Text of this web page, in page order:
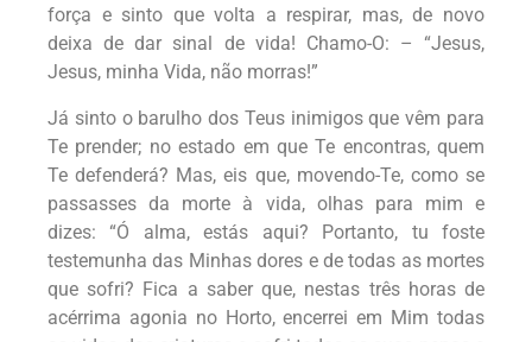
força e sinto que volta a respirar, mas, de novo
deixa de dar sinal de vida! Chamo-O: – “Jesus,
Jesus, minha Vida, não morras!”
Já sinto o barulho dos Teus inimigos que vêm para
Te prender; no estado em que Te encontras, quem
Te defenderá? Mas, eis que, movendo-Te, como se
passasses da morte à vida, olhas para mim e
dizes: “Ó alma, estás aqui? Portanto, tu foste
testemunha das Minhas dores e de todas as mortes
que sofri? Fica a saber que, nestas três horas de
acérrima agonia no Horto, encerrei em Mim todas